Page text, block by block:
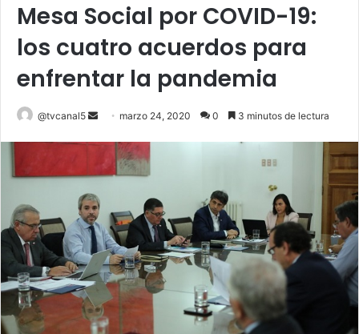
Mesa Social por COVID-19:
los cuatro acuerdos para
enfrentar la pandemia
@tvcanal5
Send marzo 24, 2020 0 3 minutos de lectura